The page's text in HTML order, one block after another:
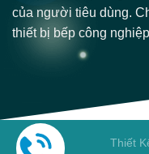
của người tiêu dùng.
thiết bị bếp công
Thiết